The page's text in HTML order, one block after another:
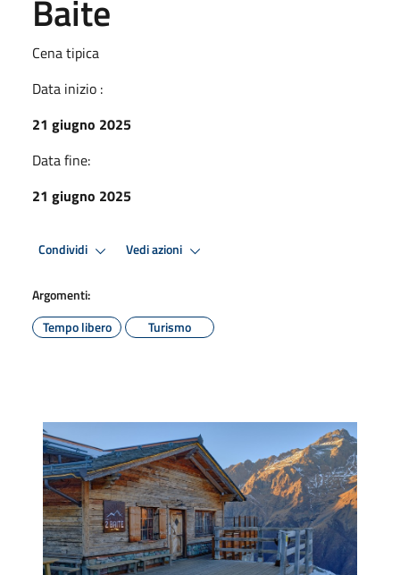
Baite
Cena tipica
Data inizio :
21 giugno 2025
Data fine:
21 giugno 2025
Condividi Vedi azioni
Argomenti:
Tempo libero
Turismo